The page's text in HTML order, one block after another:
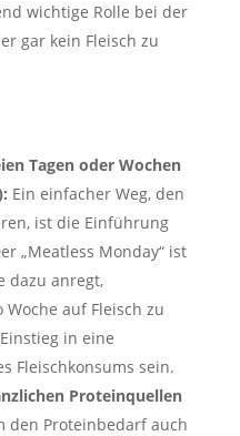
wichtige Rolle bei der
gar kein Fleisch zu
Tagen oder Wochen
Ein einfacher Weg, den
ist die Einführung
„Meatless Monday“ ist
dazu anregt,
auf Fleisch zu
in eine
Fleischkonsums sein.
Proteinquellen
den Proteinbedarf auch